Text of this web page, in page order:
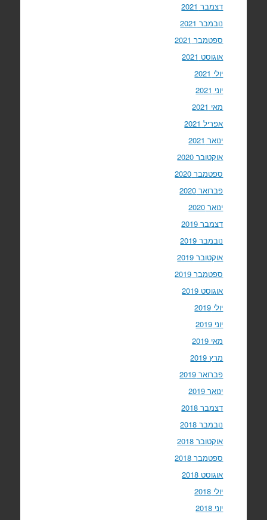
דצמבר 2021
נובמבר 2021
ספטמבר 2021
אוגוסט 2021
יולי 2021
יוני 2021
מאי 2021
אפריל 2021
ינואר 2021
אוקטובר 2020
ספטמבר 2020
פברואר 2020
ינואר 2020
דצמבר 2019
נובמבר 2019
אוקטובר 2019
ספטמבר 2019
אוגוסט 2019
יולי 2019
יוני 2019
מאי 2019
מרץ 2019
פברואר 2019
ינואר 2019
דצמבר 2018
נובמבר 2018
אוקטובר 2018
ספטמבר 2018
אוגוסט 2018
יולי 2018
יוני 2018